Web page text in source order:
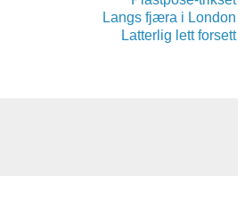
Langs fjæra i London
Latterlig lett forsett